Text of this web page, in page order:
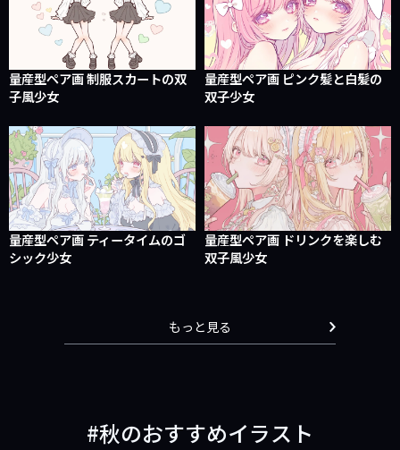
量産型ペア画 制服スカートの双
子風少女
量産型ペア画 ピンク髪と白髪の
双子少女
量産型ペア画 ティータイムのゴ
シック少女
量産型ペア画 ドリンクを楽しむ
双子風少女
もっと見る
秋のおすすめイラスト